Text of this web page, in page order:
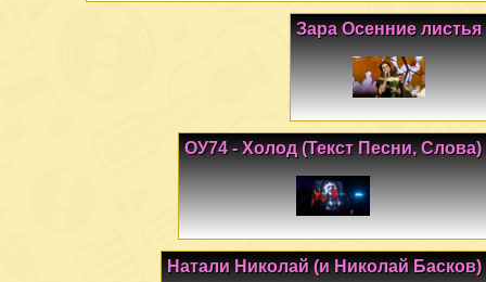
Зара Осенние листья
ОУ74 - Холод (Текст Песни, Слова)
Натали Николай (и Николай Басков)